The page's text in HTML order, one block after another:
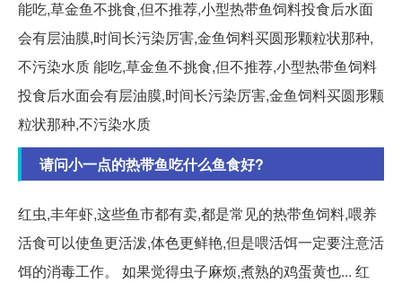
能吃,草金鱼不挑食,但不推荐,小型热带鱼饲料投食后水面
会有层油膜,时间长污染厉害,金鱼饲料买圆形颗粒状那种,
不污染水质 能吃,草金鱼不挑食,但不推荐,小型热带鱼饲料
投食后水面会有层油膜,时间长污染厉害,金鱼饲料买圆形颗
粒状那种,不污染水质
请问小一点的热带鱼吃什么鱼食好?
红虫,丰年虾,这些鱼市都有卖,都是常见的热带鱼饲料,喂养
活食可以使鱼更活泼,体色更鲜艳,但是喂活饵一定要注意活
饵的消毒工作。 如果觉得虫子麻烦,煮熟的鸡蛋黄也... 红